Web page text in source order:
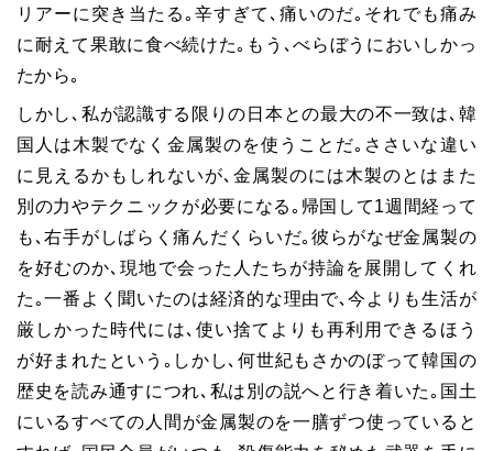
リアーに突き当たる｡辛すぎて､痛いのだ｡それでも痛み
に耐えて果敢に食べ続けた｡もう､べらぼうにおいしかっ
たから｡
しかし､私が認識する限りの日本との最大の不一致は､韓
国人は木製でなく金属製のを使うことだ｡ささいな違い
に見えるかもしれないが､金属製のには木製のとはまた
別の力やテクニックが必要になる｡帰国して1週間経って
も､右手がしばらく痛んだくらいだ｡彼らがなぜ金属製の
を好むのか､現地で会った人たちが持論を展開してくれ
た｡一番よく聞いたのは経済的な理由で､今よりも生活が
厳しかった時代には､使い捨てよりも再利用できるほう
が好まれたという｡しかし､何世紀もさかのぼって韓国の
歴史を読み通すにつれ､私は別の説へと行き着いた｡国土
にいるすべての人間が金属製のを一膳ずつ使っていると